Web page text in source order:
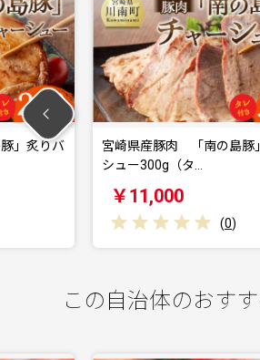
宮崎県産豚肉 「南の島豚」チャー
シュー300g（タ…
( 0)
この自治体のおす